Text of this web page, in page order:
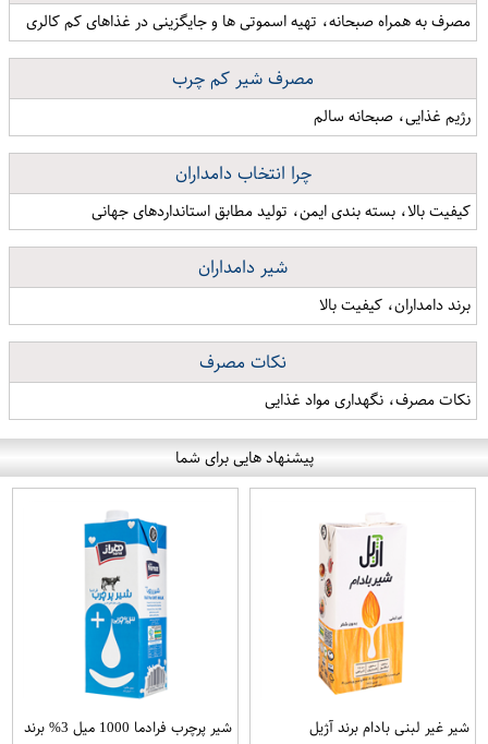
مصرف به همراه صبحانه، تهیه اسموتی ها و جایگزینی در غذاهای کم کالری
مصرف شیر کم چرب
رژیم غذایی، صبحانه سالم
چرا انتخاب دامداران
کیفیت بالا، بسته بندی ایمن، تولید مطابق استانداردهای جهانی
شیر دامداران
برند دامداران، کیفیت بالا
نکات مصرف
نکات مصرف، نگهداری مواد غذایی
پیشنهاد هایی برای شما
شیر غیر لبنی بادام برند آژیل
شیر پرچرب فرادما 1000 میل 3% برند